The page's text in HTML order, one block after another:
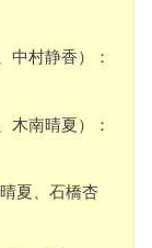
中村静香）：
木南晴夏）：
夏、石橋杏